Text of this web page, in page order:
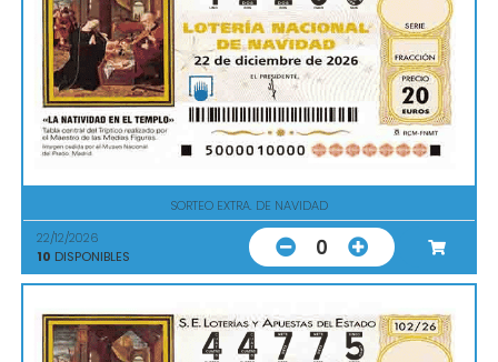
SORTEO EXTRA. DE NAVIDAD
22/12/2026
10 DISPONIBLES 0